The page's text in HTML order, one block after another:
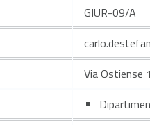
GIUR-09/A
Via Ostiense